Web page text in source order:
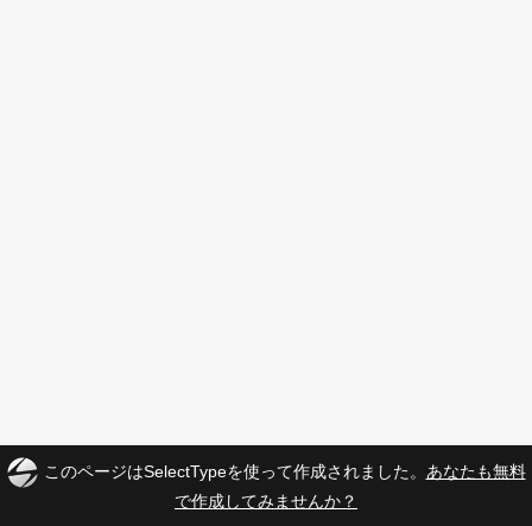
このページはSelectTypeを使って作成されました。 あなたも無料
で作成してみませんか？